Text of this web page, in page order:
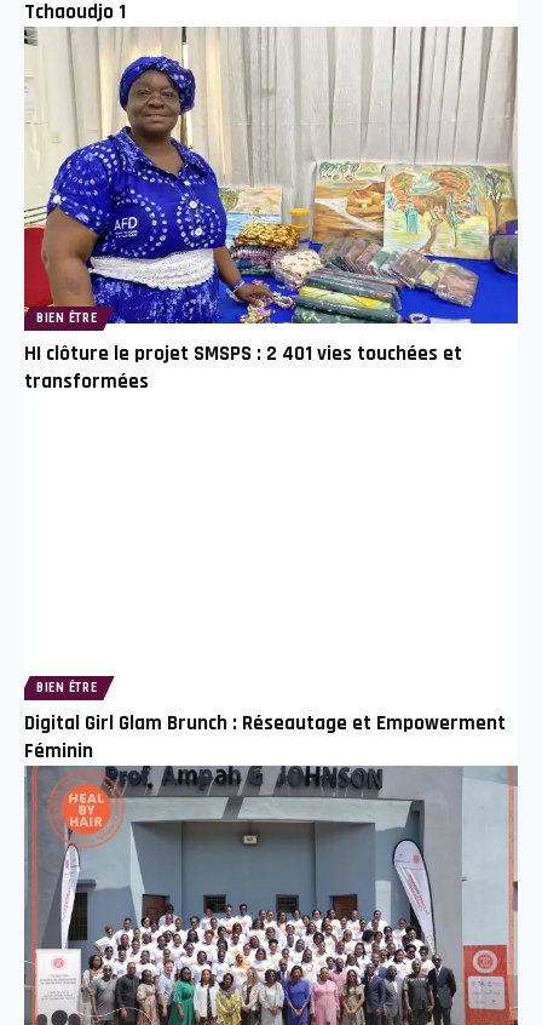
Tchaoudjo 1
BIEN ÊTRE
HI clôture le projet SMSPS : 2 401 vies touchées et
transformées
BIEN ÊTRE
Digital Girl Glam Brunch : Réseautage et Empowerment
Féminin